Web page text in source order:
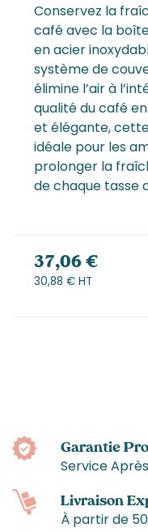
Conservez la
café avec la
en acier
système de
élimine l’air à
qualité ducafé
et élégante,
idéale pour les
prolonger la
de chaque tasse
37,06 €
30,88 € HT
Garantie
Service
Livraison
À partir de